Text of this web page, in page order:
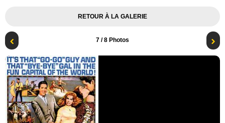
RETOUR À LA GALERIE
7 / 8 Photos